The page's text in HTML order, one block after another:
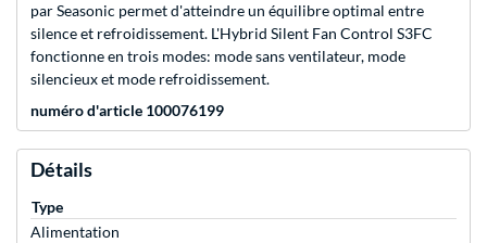
par Seasonic permet d'atteindre un équilibre optimal entre
silence et refroidissement. L'Hybrid Silent Fan Control S3FC
fonctionne en trois modes: mode sans ventilateur, mode
silencieux et mode refroidissement.
numéro d'article 100076199
Détails
Type
Alimentation